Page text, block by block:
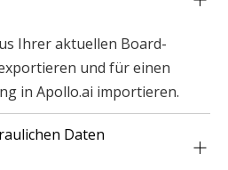
Ihrer aktuellen Board-
und für einen
in Apollo.ai importieren.
Daten